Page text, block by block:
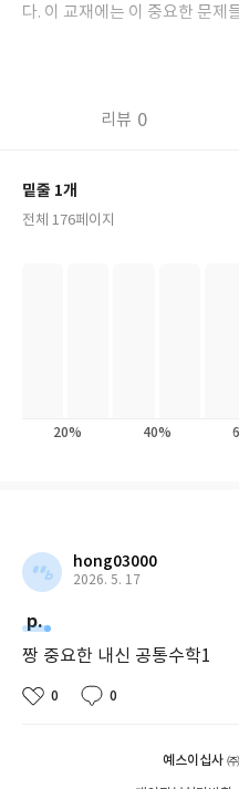
다. 이 교재에는 이 중요한 문제
리뷰 0
밑줄 1개
전체 176페이지
20% 40%
hong03000
2026. 5. 17
p.
짱 중요한 내신 공통수학1
0 0
예스이십사 ㈜